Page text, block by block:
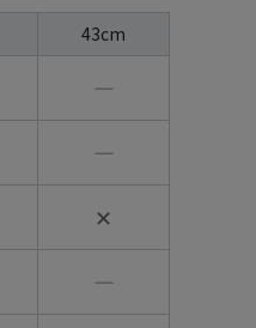
43cm
―
―
✕
―